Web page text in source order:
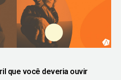
que você deveria ouvir